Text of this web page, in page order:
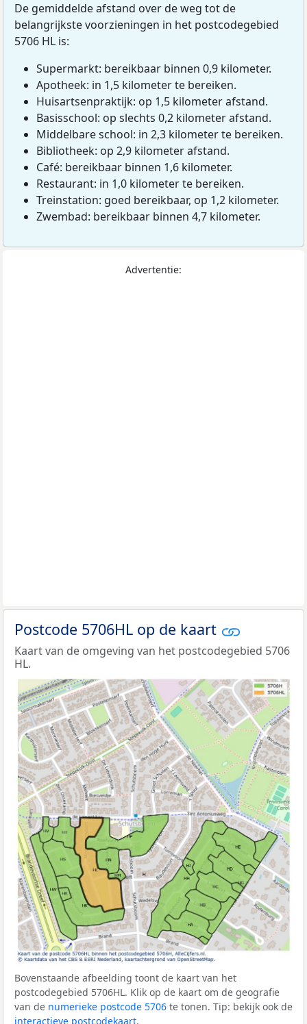
De gemiddelde afstand over de weg tot de
belangrijkste voorzieningen in het postcodegebied
5706 HL is:
Supermarkt: bereikbaar binnen 0,9 kilometer.
Apotheek: in 1,5 kilometer te bereiken.
Huisartsenpraktijk: op 1,5 kilometer afstand.
Basisschool: op slechts 0,2 kilometer afstand.
Middelbare school: in 2,3 kilometer te bereiken.
Bibliotheek: op 2,9 kilometer afstand.
Café: bereikbaar binnen 1,6 kilometer.
Restaurant: in 1,0 kilometer te bereiken.
Treinstation: goed bereikbaar, op 1,2 kilometer.
Zwembad: bereikbaar binnen 4,7 kilometer.
Advertentie:
Postcode 5706HL op de kaart
Kaart van de omgeving van het postcodegebied 5706
HL.
Bovenstaande afbeelding toont de kaart van het
postcodegebied 5706HL. Klik op de kaart om de geografie
van de numerieke postcode 5706 te tonen. Tip: bekijk ook de
interactieve postcodekaart.